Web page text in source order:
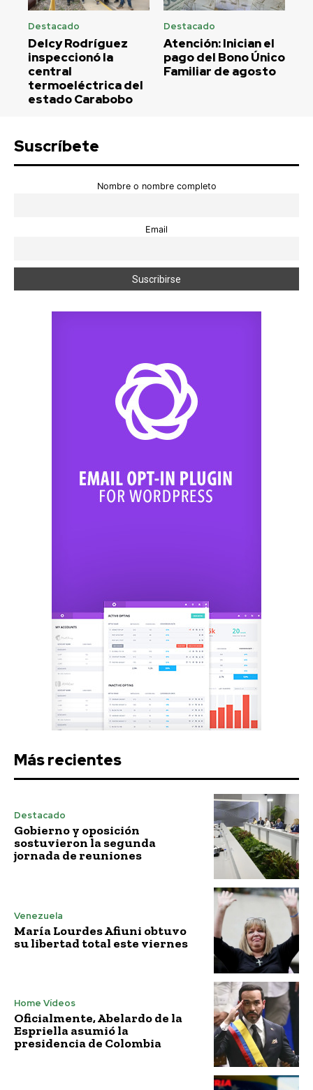
Destacado
Delcy Rodríguez
inspeccionó la
central
termoeléctrica del
estado Carabobo
Destacado
Atención: Inician el
pago del Bono Único
Familiar de agosto
Suscríbete
Nombre o nombre completo
Email
Más recientes
Destacado
Gobierno y oposición
sostuvieron la segunda
jornada de reuniones
Venezuela
María Lourdes Afiuni obtuvo
su libertad total este viernes
Home Vídeos
Oficialmente, Abelardo de la
Espriella asumió la
presidencia de Colombia